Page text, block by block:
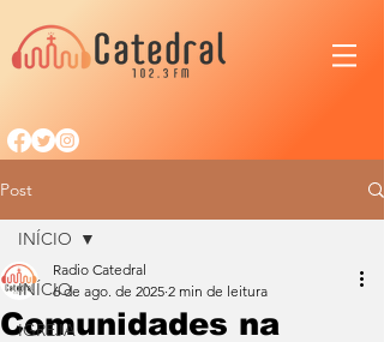
Post
INÍCIO
IGREJA
INÍCIO
Comunidades na
Radio Catedral
6 de ago. de 2025 2 min de leitura